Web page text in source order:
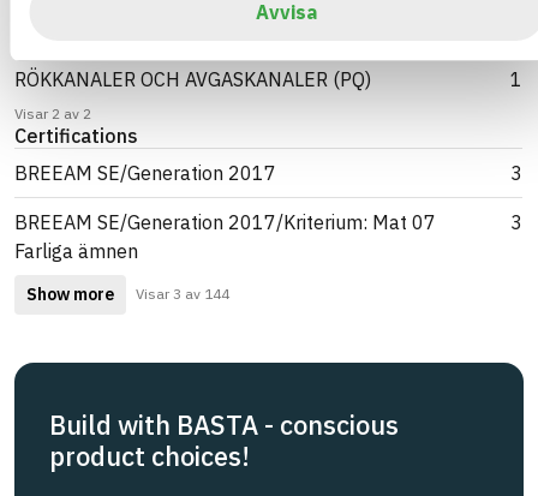
Avvisa
RÖKKANALER OCH AVGASKANALER (PQ) 1
Visar 2 av 2
Certifications
BREEAM SE/Generation 2017
3
BREEAM SE/Generation 2017/Kriterium: Mat 07
Farliga ämnen
3
Show more Visar 3 av 144
Build with BASTA - conscious
product choices!